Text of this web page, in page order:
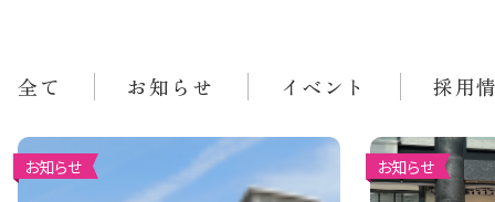
全て お知らせ イベント 採用
お知らせ お知らせ